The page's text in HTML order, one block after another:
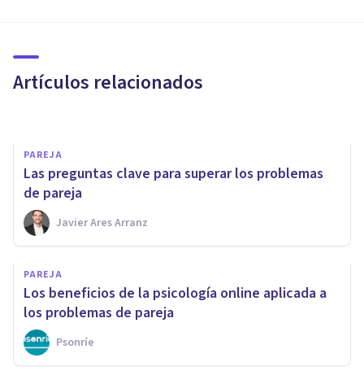
Artículos relacionados
usar con tus amigos o pareja
PAREJA
Las preguntas clave para superar los problemas
de pareja
Javier Ares Arranz
PAREJA
Los beneficios de la psicología online aplicada a
los problemas de pareja
Psonríe
'Mi pareja no me desea':
causas y posibles soluciones
Nahum Montagud Rubio